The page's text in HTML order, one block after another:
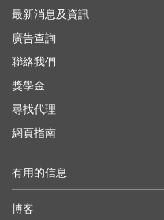
最新消息及資訊
廣告查詢
聯絡我們
獎學金
尋找代理
網頁指南
有用的信息
博客